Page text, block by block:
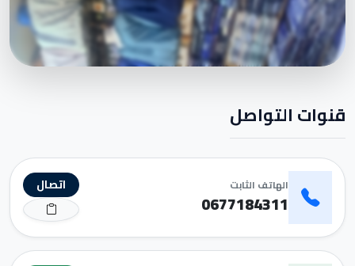
قنوات التواصل
الهاتف الثابت
0677184311
اتصال